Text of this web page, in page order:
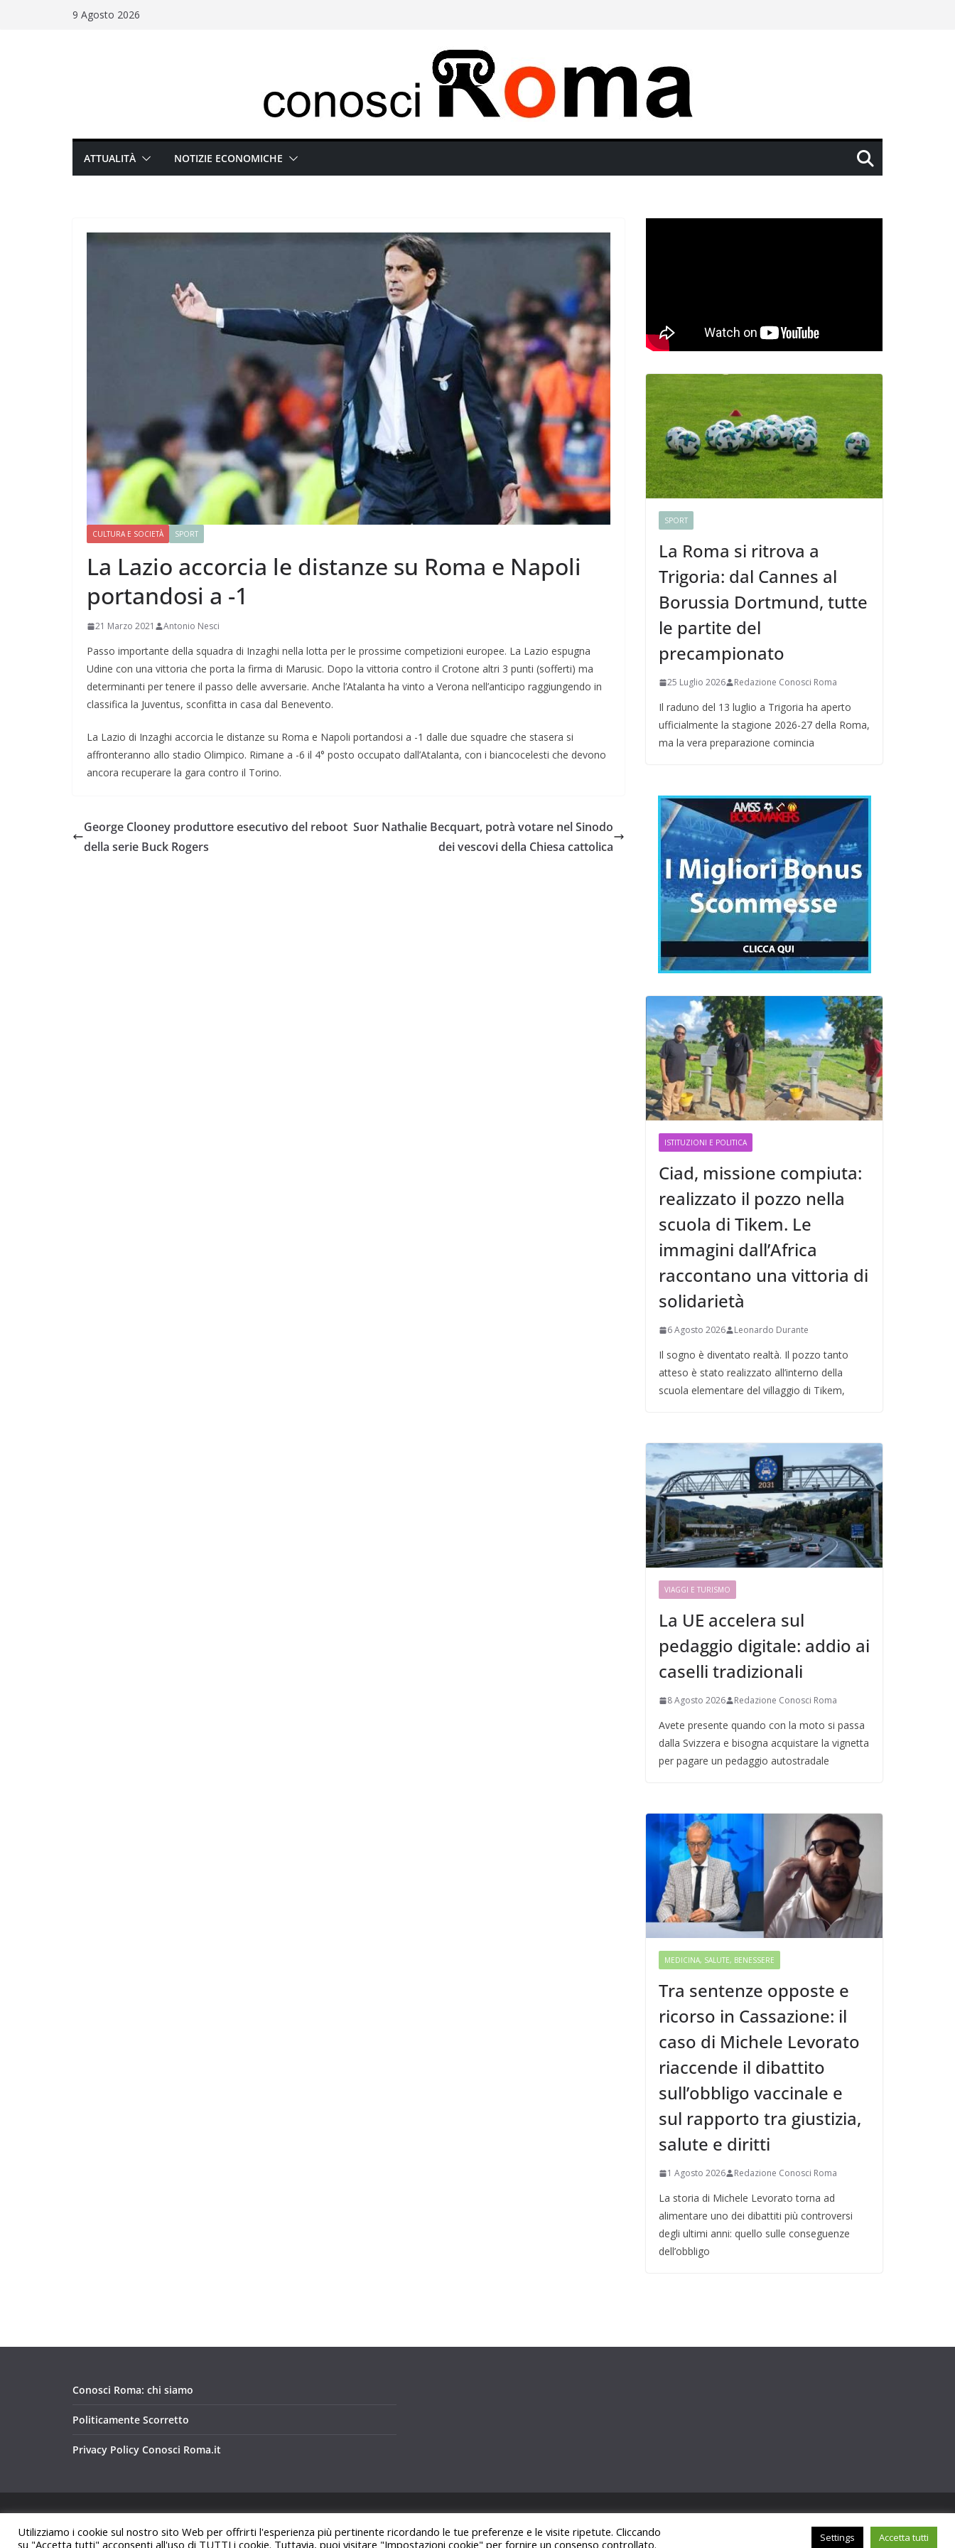
9 Agosto 2026
ATTUALITÀ NOTIZIE ECONOMICHE
CULTURA E SOCIETÀ SPORT
La Lazio accorcia le distanze su Roma e Napoli
portandosi a -1
21 Marzo 2021 Antonio Nesci
Passo importante della squadra di Inzaghi nella lotta per le prossime competizioni europee. La Lazio espugna
Udine con una vittoria che porta la firma di Marusic. Dopo la vittoria contro il Crotone altri 3 punti (sofferti) ma
determinanti per tenere il passo delle avversarie. Anche l’Atalanta ha vinto a Verona nell’anticipo raggiungendo in
classifica la Juventus, sconfitta in casa dal Benevento.
La Lazio di Inzaghi accorcia le distanze su Roma e Napoli portandosi a -1 dalle due squadre che stasera si
affronteranno allo stadio Olimpico. Rimane a -6 il 4° posto occupato dall’Atalanta, con i biancocelesti che devono
ancora recuperare la gara contro il Torino.
George Clooney produttore esecutivo del reboot
della serie Buck Rogers
Suor Nathalie Becquart, potrà votare nel Sinodo
dei vescovi della Chiesa cattolica
SPORT
La Roma si ritrova a
Trigoria: dal Cannes al
Borussia Dortmund, tutte
le partite del
precampionato
25 Luglio 2026 Redazione Conosci Roma
Il raduno del 13 luglio a Trigoria ha aperto
ufficialmente la stagione 2026-27 della Roma,
ma la vera preparazione comincia
ISTITUZIONI E POLITICA
Ciad, missione compiuta:
realizzato il pozzo nella
scuola di Tikem. Le
immagini dall’Africa
raccontano una vittoria di
solidarietà
6 Agosto 2026 Leonardo Durante
Il sogno è diventato realtà. Il pozzo tanto
atteso è stato realizzato all’interno della
scuola elementare del villaggio di Tikem,
VIAGGI E TURISMO
La UE accelera sul
pedaggio digitale: addio ai
caselli tradizionali
8 Agosto 2026 Redazione Conosci Roma
Avete presente quando con la moto si passa
dalla Svizzera e bisogna acquistare la vignetta
per pagare un pedaggio autostradale
MEDICINA, SALUTE, BENESSERE
Tra sentenze opposte e
ricorso in Cassazione: il
caso di Michele Levorato
riaccende il dibattito
sull’obbligo vaccinale e
sul rapporto tra giustizia,
salute e diritti
1 Agosto 2026 Redazione Conosci Roma
La storia di Michele Levorato torna ad
alimentare uno dei dibattiti più controversi
degli ultimi anni: quello sulle conseguenze
dell’obbligo
Conosci Roma: chi siamo
Politicamente Scorretto
Privacy Policy Conosci Roma.it
Tema:ColorMagdi ThemeGrill. Powered byWordPress.
Utilizziamo i cookie sul nostro sito Web per offrirti l'esperienza più pertinente ricordando le tue preferenze e le visite ripetute. Cliccando
su "Accetta tutti" acconsenti all'uso di TUTTI i cookie. Tuttavia, puoi visitare "Impostazioni cookie" per fornire un consenso controllato.
Settings Accetta tutti